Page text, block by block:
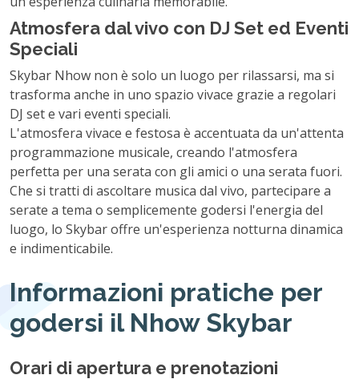
Atmosfera dal vivo con DJ Set ed Eventi
Speciali
Skybar Nhow non è solo un luogo per rilassarsi, ma si
trasforma anche in uno spazio vivace grazie a regolari
DJ set e vari eventi speciali.
L'atmosfera vivace e festosa è accentuata da un'attenta
programmazione musicale, creando l'atmosfera
perfetta per una serata con gli amici o una serata fuori.
Che si tratti di ascoltare musica dal vivo, partecipare a
serate a tema o semplicemente godersi l'energia del
luogo, lo Skybar offre un'esperienza notturna dinamica
e indimenticabile.
Informazioni pratiche per
godersi il Nhow Skybar
Orari di apertura e prenotazioni